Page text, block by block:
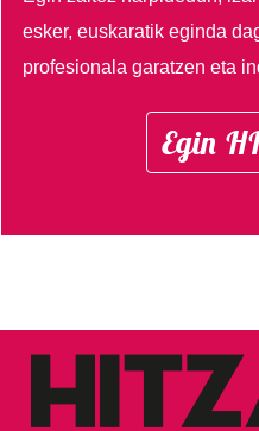
esker, euskaratik eginda
profesionala garatzen eta
Egin